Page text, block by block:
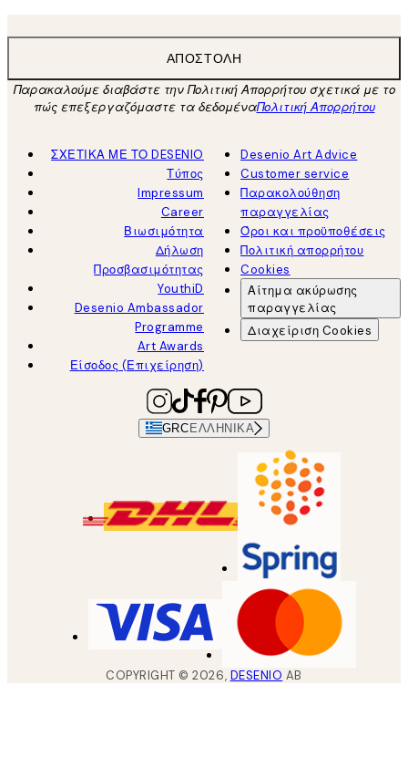
ΑΠΟΣΤΟΛΉ
Παρακαλούμε διαβάστε την Πολιτική Απορρήτου σχετικά με το
πώς επεξεργαζόμαστε τα δεδομέναΠολιτική Απορρήτου
ΣΧΕΤΙΚΑ ΜΕ ΤΟ DESENIO
Τύπος
Impressum
Career
Βιωσιμότητα
Δήλωση
Προσβασιμότητας
YouthiD
Desenio Ambassador
Programme
Art Awards
Είσοδος (Επιχείρηση)
Desenio Art Advice
Customer service
Παρακολούθηση
παραγγελίας
Όροι και προϋποθέσεις
Πολιτική απορρήτου
Cookies
Αίτημα ακύρωσης
παραγγελίας
Διαχείριση Cookies
GRC ΕΛΛΗΝΙΚΆ
COPYRIGHT ©2026, DESENIO AB